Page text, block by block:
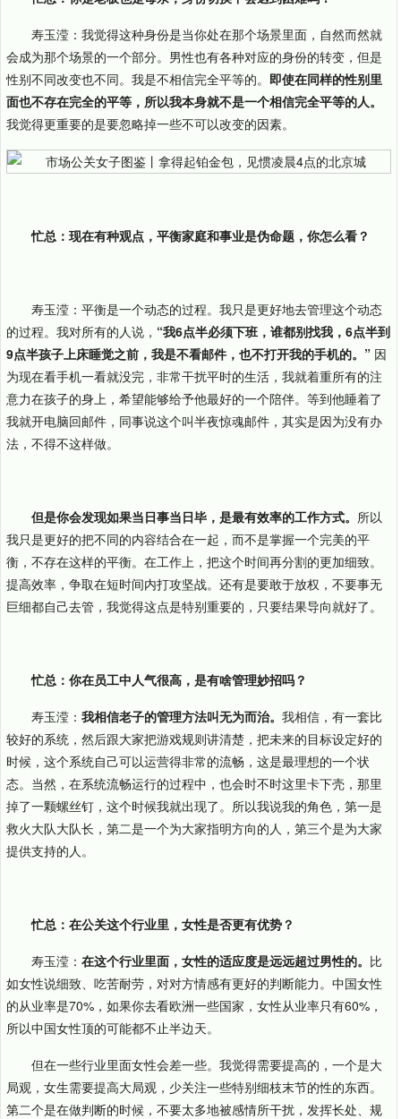
寿玉滢：我觉得这种身份是当你处在那个场景里面，自然而然就
会成为那个场景的一个部分。男性也有各种对应的身份的转变，但是
性别不同改变也不同。我是不相信完全平等的。 即使在同样的性别里
面也不存在完全的平等，所以我本身就不是一个相信完全平等的人。
我觉得更重要的是要忽略掉一些不可以改变的因素。
忙总：现在有种观点，平衡家庭和事业是伪命题，你怎么看？
寿玉滢：平衡是一个动态的过程。我只是更好地去管理这个动态
的过程。我对所有的人说， “我6点半必须下班，谁都别找我，6点半到
9点半孩子上床睡觉之前，我是不看邮件，也不打开我的手机的。” 因
为现在看手机一看就没完，非常干扰平时的生活，我就着重所有的注
意力在孩子的身上，希望能够给予他最好的一个陪伴。等到他睡着了
我就开电脑回邮件，同事说这个叫半夜惊魂邮件，其实是因为没有办
法，不得不这样做。
但是你会发现如果当日事当日毕，是最有效率的工作方式。 所以
我只是更好的把不同的内容结合在一起，而不是掌握一个完美的平
衡，不存在这样的平衡。在工作上，把这个时间再分割的更加细致。
提高效率，争取在短时间内打攻坚战。还有是要敢于放权，不要事无
巨细都自己去管，我觉得这点是特别重要的，只要结果导向就好了。
忙总：你在员工中人气很高，是有啥管理妙招吗？
寿玉滢： 我相信老子的管理方法叫无为而治。 我相信，有一套比
较好的系统，然后跟大家把游戏规则讲清楚，把未来的目标设定好的
时候，这个系统自己可以运营得非常的流畅，这是最理想的一个状
态。当然，在系统流畅运行的过程中，也会时不时这里卡下壳，那里
掉了一颗螺丝钉，这个时候我就出现了。所以我说我的角色，第一是
救火大队大队长，第二是一个为大家指明方向的人，第三个是为大家
提供支持的人。
忙总：在公关这个行业里，女性是否更有优势？
寿玉滢： 在这个行业里面，女性的适应度是远远超过男性的。 比
如女性说细致、吃苦耐劳，对对方情感有更好的判断能力。中国女性
的从业率是70%，如果你去看欧洲一些国家，女性从业率只有60%，
所以中国女性顶的可能都不止半边天。
但在一些行业里面女性会差一些。我觉得需要提高的，一个是大
局观，女生需要提高大局观，少关注一些特别细枝末节的性的东西。
第二个是在做判断的时候，不要太多地被感情所干扰，发挥长处、规